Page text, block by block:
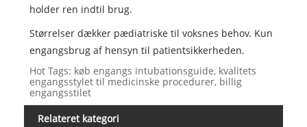
holder ren indtil brug.
Størrelser dækker pædiatriske til voksnes behov. Kun
engangsbrug af hensyn til patientsikkerheden.
Hot Tags: køb engangs intubationsguide, kvalitets
engangsstylet til medicinske procedurer, billig
engangsstilet
Relateret kategori